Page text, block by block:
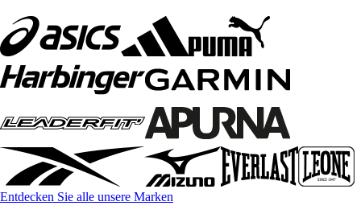
Entdecken Sie alle unsere Marken